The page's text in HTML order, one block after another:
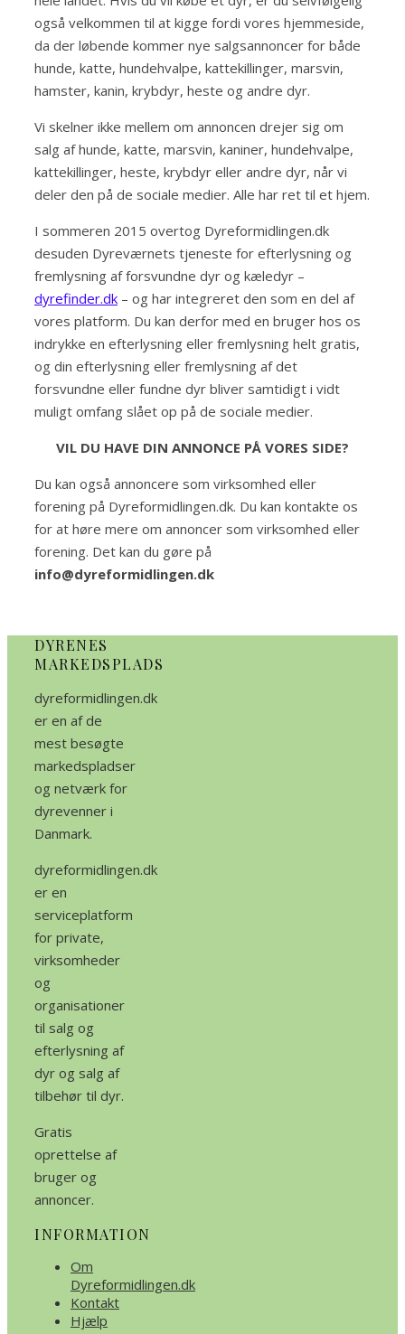
også velkommen til at kigge fordi vores hjemmeside,
da der løbende kommer nye salgsannoncer for både
hunde, katte, hundehvalpe, kattekillinger, marsvin,
hamster, kanin, krybdyr, heste og andre dyr.
Vi skelner ikke mellem om annoncen drejer sig om
salg af hunde, katte, marsvin, kaniner, hundehvalpe,
kattekillinger, heste, krybdyr eller andre dyr, når vi
deler den på de sociale medier. Alle har ret til et hjem.
I sommeren 2015 overtog Dyreformidlingen.dk
desuden Dyreværnets tjeneste for efterlysning og
fremlysning af forsvundne dyr og kæledyr –
dyrefinder.dk – og har integreret den som en del af
vores platform. Du kan derfor med en bruger hos os
indrykke en efterlysning eller fremlysning helt gratis,
og din efterlysning eller fremlysning af det
forsvundne eller fundne dyr bliver samtidigt i vidt
muligt omfang slået op på de sociale medier.
VIL DU HAVE DIN ANNONCE PÅ VORES SIDE?
Du kan også annoncere som virksomhed eller
forening på Dyreformidlingen.dk. Du kan kontakte os
for at høre mere om annoncer som virksomhed eller
forening. Det kan du gøre på
info@dyreformidlingen.dk
DYRENES
MARKEDSPLADS
dyreformidlingen.dk
er en af de
mest besøgte
markedspladser
og netværk for
dyrevenner i
Danmark.
dyreformidlingen.dk
er en
serviceplatform
for private,
virksomheder
og
organisationer
til salg og
efterlysning af
dyr og salg af
tilbehør til dyr.
Gratis
oprettelse af
bruger og
annoncer.
INFORMATION
Om
Dyreformidlingen.dk
Kontakt
Hjælp